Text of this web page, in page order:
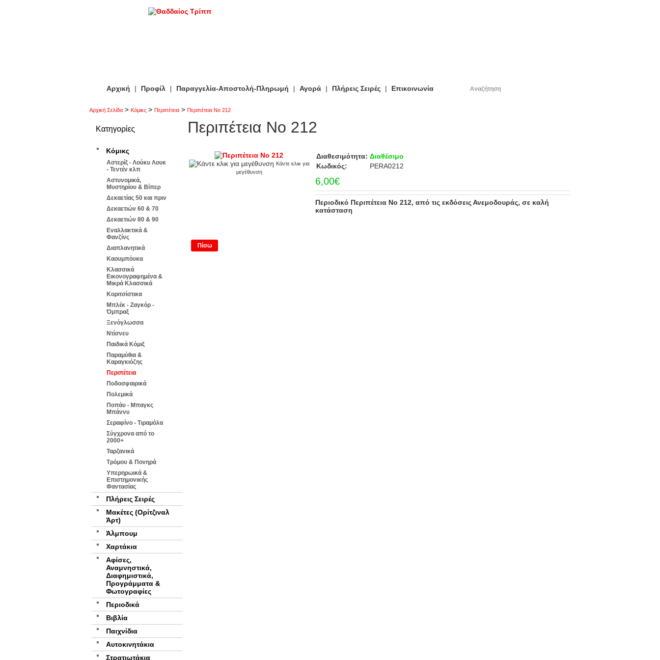
Αρχική | Προφίλ | Παραγγελία-Αποστολή-Πληρωμή | Αγορά | Πλήρεις Σειρές | Επικοινωνία
Αρχική Σελίδα > Κόμικς > Περιπέτεια > Περιπέτεια Νο 212
Περιπέτεια Νο 212
Κάντε κλικ για
μεγέθυνση
Διαθεσιμότητα: Διαθέσιμο
Κωδικός:
PERA0212
6,00€
Περιοδικό Περιπέτεια Νο 212, από τις εκδόσεις Ανεμοδουράς, σε καλή
κατάσταση
Πίσω
Κατηγορίες
Κόμικς
Αστερίξ - Λούκυ Λουκ
- Τεντέν κλπ
Αστυνομικά,
Μυστηρίου & Βίπερ
Δεκαετίας 50 και πριν
Δεκαετιών 60 & 70
Δεκαετιών 80 & 90
Εναλλακτικά &
Φανζίνς
Διαπλανητικά
Καουμπόυκα
Κλασσικά
Εικονογραφημένα &
Μικρά Κλασσικά
Κοριτσίστικα
Μπλέκ - Ζαγκόρ -
Όμπραξ
Ξενόγλωσσα
Ντίσνευ
Παιδικά Κόμιξ
Παραμύθια &
Καραγκιόζης
Περιπέτεια
Ποδοσφαιρικά
Πολεμικά
Ποπάυ - Μπαγκς
Μπάννυ
Σεραφίνο - Τιραμόλα
Σύγχρονα από το
2000+
Ταρζανικά
Τρόμου & Πονηρά
Υπερηρωικά &
Επιστημονικής
Φαντασίας
Πλήρεις Σειρές
Μακέτες (Ορίτζιναλ
Άρτ)
Άλμπουμ
Χαρτάκια
Αφίσες,
Αναμνηστικά,
Διαφημιστικά,
Προγράμματα &
Φωτογραφίες
Περιοδικά
Βιβλία
Παιχνίδια
Αυτοκινητάκια
Στρατιωτάκια